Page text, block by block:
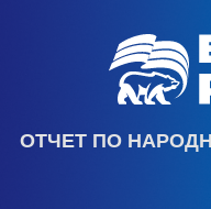
ОТЧЕТ ПО